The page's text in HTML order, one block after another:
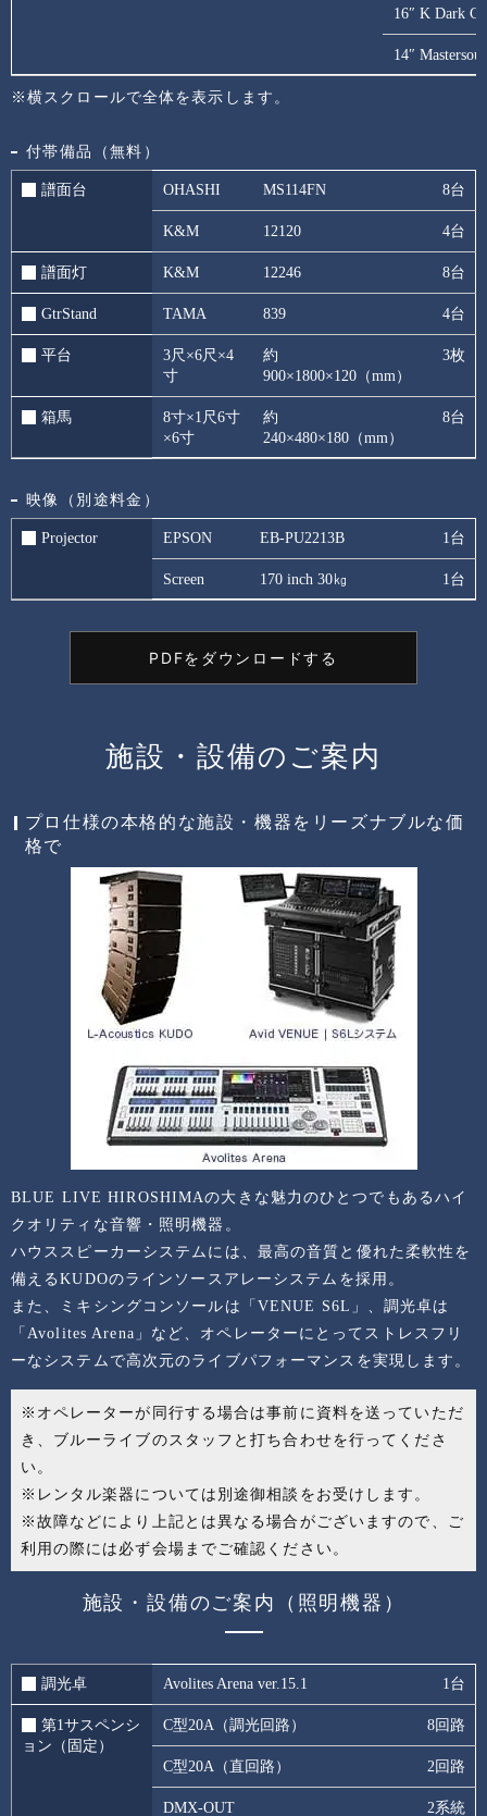
16″ K Dark
14″
※横スクロールで全体を表示します。
付帯備品（無料）
譜面台 OHASHI MS114FN 8台
K&M 12120 4台
譜面灯 K&M 12246 8台
GtrStand TAMA 839 4台
平台
3尺×6尺×4
寸
約
900×1800×120（mm）
3枚
箱馬
8寸×1尺6寸
×6寸
約
240×480×180（mm）
8台
映像（別途料金）
Projector EPSON EB-PU2213B 1台
Screen 170 inch 30㎏ 1台
PDFをダウンロードする
施設・設備のご案内
プロ仕様の本格的な施設・機器をリーズナブルな価
格で
BLUE LIVE HIROSHIMAの大きな魅力のひとつでもあるハイ
クオリティな音響・照明機器。
ハウススピーカーシステムには、最高の音質と優れた柔軟性を
備えるKUDOのラインソースアレーシステムを採用。
また、ミキシングコンソールは「VENUE S6L」、調光卓は
「Avolites Arena」など、オペレーターにとってストレスフリ
ーなシステムで高次元のライブパフォーマンスを実現します。
※オペレーターが同行する場合は事前に資料を送っていただ
き、ブルーライブのスタッフと打ち合わせを行ってくださ
い。
※レンタル楽器については別途御相談をお受けします。
※故障などにより上記とは異なる場合がございますので、ご
利用の際には必ず会場までご確認ください。
施設・設備のご案内（照明機器）
調光卓 Avolites Arena ver.15.1 1台
第1サスペンシ
ョン（固定）
C型20A（調光回路） 8回路
C型20A（直回路） 2回路
DMX-OUT 2系統